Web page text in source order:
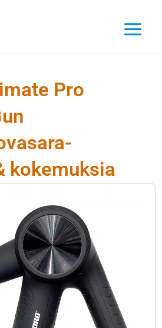
Pro
kokemuksia